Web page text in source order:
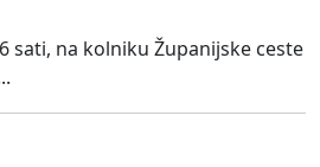
sati, na kolniku Županijske ceste